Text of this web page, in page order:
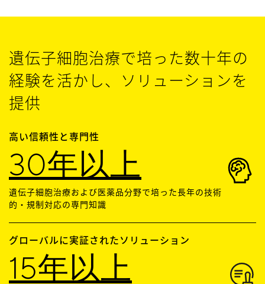
遺伝子細胞治療で培った数十年の
経験を活かし、ソリューションを
提供
高い信頼性と専門性
30年以上
遺伝子細胞治療および医薬品分野で培った長年の技術
的・規制対応の専門知識
グローバルに実証されたソリューション
15年以上